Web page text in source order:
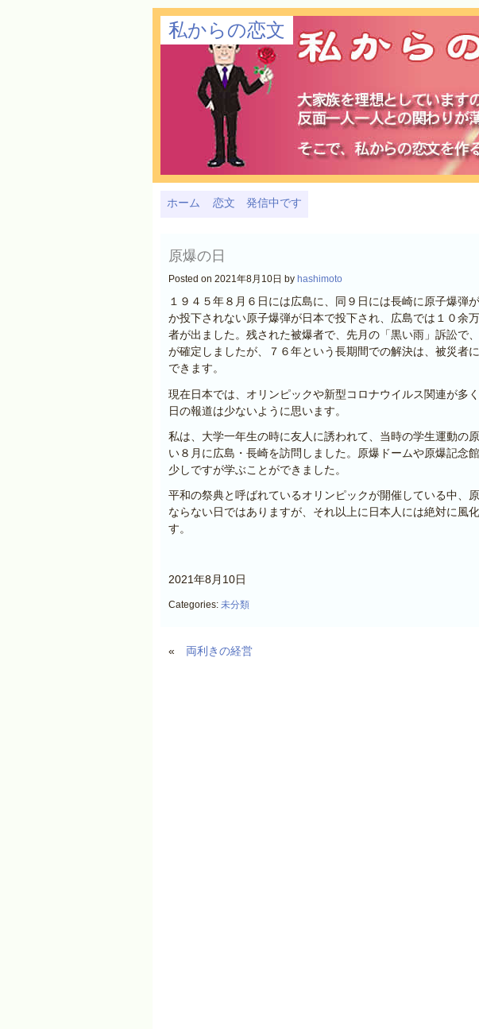
私からの恋文
ホーム 恋文 発信中です
原爆の日
Posted on 2021年8月10日 by hashimoto
１９４５年８月６日には広島に、同９日には長崎に原子爆弾
か投下されない原子爆弾が日本で投下され、広島では１０余
者が出ました。残された被爆者で、先月の「黒い雨」訴訟で
が確定しましたが、７６年という長期間での解決は、被災者
できます。
現在日本では、オリンピックや新型コロナウイルス関連が多
日の報道は少ないように思います。
私は、大学一年生の時に友人に誘われて、当時の学生運動の
い８月に広島・長崎を訪問しました。原爆ドームや原爆記念
少しですが学ぶことができました。
平和の祭典と呼ばれているオリンピックが開催している中、
ならない日ではありますが、それ以上に日本人には絶対に風
す。
2021年8月10日
Categories: 未分類
« 両利きの経営